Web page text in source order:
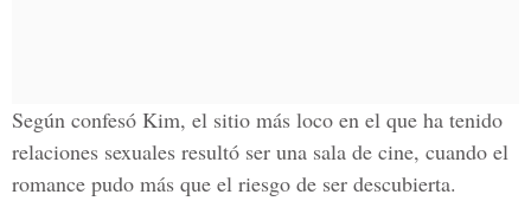
Según confesó Kim, el sitio más loco en el que ha tenido
relaciones sexuales resultó ser una sala de cine, cuando el
romance pudo más que el riesgo de ser descubierta.